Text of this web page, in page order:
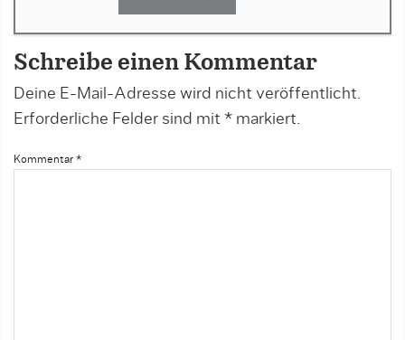
Schreibe einen Kommentar
Deine E-Mail-Adresse wird nicht veröffentlicht.
Erforderliche Felder sind mit * markiert.
Kommentar *